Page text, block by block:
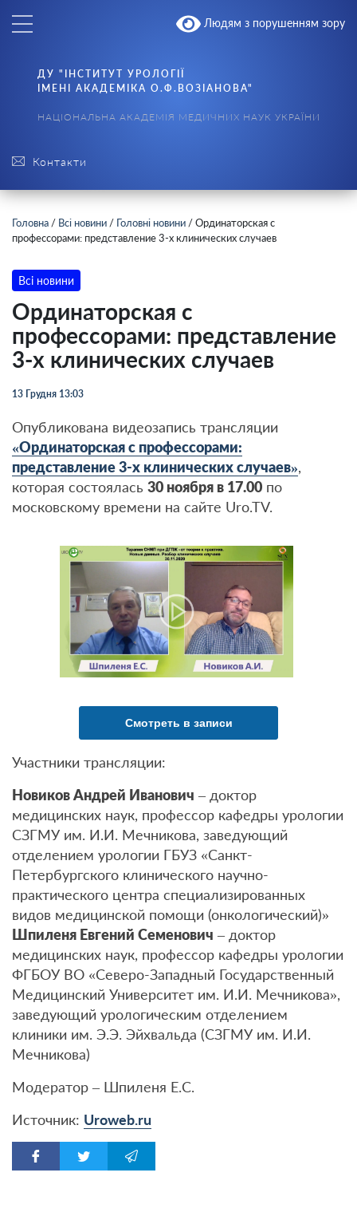
Людям з порушенням зору
Контакти
ДУ "ІНСТИТУТ УРОЛОГІЇ
ІМЕНІ АКАДЕМІКА О.Ф.ВОЗІАНОВА"
НАЦІОНАЛЬНА АКАДЕМІЯ МЕДИЧНИХ НАУК УКРАЇНИ
Головна / Всі новини / Головні новини /Ординаторская с
профессорами: представление 3-х клинических случаев
Всі новини
Ординаторская с
профессорами: представление
3-х клинических случаев
13 Грудня 13:03
Опубликована видеозапись трансляции
«Ординаторская с профессорами:
представление 3-х клинических случаев»,
которая состоялась 30 ноября в 17.00 по
московскому времени на сайте Uro.TV.
Смотреть в записи
Участники трансляции:
Новиков Андрей Иванович – доктор
медицинских наук, профессор кафедры урологии
СЗГМУ им. И.И. Мечникова, заведующий
отделением урологии ГБУЗ «Санкт-
Петербургского клинического научно-
практического центра специализированных
видов медицинской помощи (онкологический)»
Шпиленя Евгений Семенович – доктор
медицинских наук, профессор кафедры урологии
ФГБОУ ВО «Северо-Западный Государственный
Медицинский Университет им. И.И. Мечникова»,
заведующий урологическим отделением
клиники им. Э.Э. Эйхвальда (СЗГМУ им. И.И.
Мечникова)
Модератор – Шпиленя Е.С.
Источник: Uroweb.ru